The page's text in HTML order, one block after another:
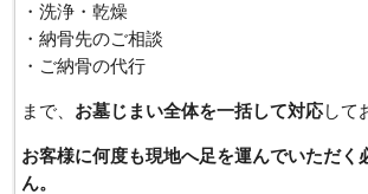
・洗浄・乾燥
・納骨先のご相談
・ご納骨の代行
まで、 お墓じまい全体を一括して対応して
お客様に何度も現地へ足を運んでいただく
ん。